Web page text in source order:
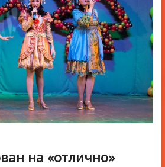
на «отлично»